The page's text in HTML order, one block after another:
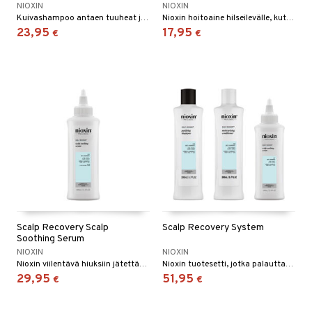
NIOXIN
Kuivashampoo antaen tuuheat ja paksut hiukset - Nioxin
23,95 €
NIOXIN
Nioxin hoitoaine hilseilevälle, kutisevalle ja liuskottuvalle hiuspohjalle
17,95 €
Scalp Recovery Scalp
Soothing Serum
NIOXIN
Nioxin viilentävä hiuksiin jätettävä hoitoaine hilsettä ja liuskottuvaa hiuspohjaa vastaan
29,95 €
Scalp Recovery System
NIOXIN
Nioxin tuotesetti, jotka palauttavat hiuspohjan tasapainon ja ehkäisevät hilseoireita
51,95 €